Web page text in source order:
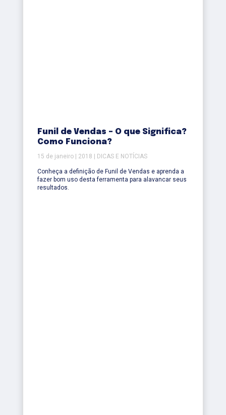
Funil de Vendas – O que Significa?
Como Funciona?
15 de janeiro | 2018 | DICAS E NOTÍCIAS
Conheça a definição de Funil de Vendas e aprenda a
fazer bom uso desta ferramenta para alavancar seus
resultados.